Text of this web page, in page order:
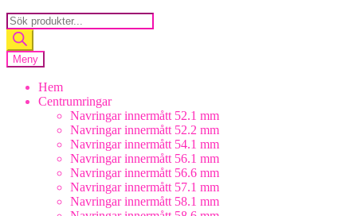
Products
search
Meny
Hem
Centrumringar
Navringar innermått 52.1 mm
Navringar innermått 52.2 mm
Navringar innermått 54.1 mm
Navringar innermått 56.1 mm
Navringar innermått 56.6 mm
Navringar innermått 57.1 mm
Navringar innermått 58.1 mm